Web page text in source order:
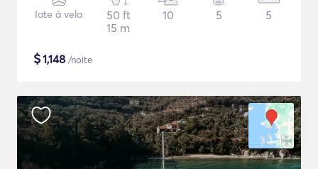
Iate à vela
50 ft
15 m
10 5 5
$1,148 /noite